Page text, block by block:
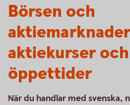
Börsen och
aktiekurser och
öppettider
När du handlar med svenska,